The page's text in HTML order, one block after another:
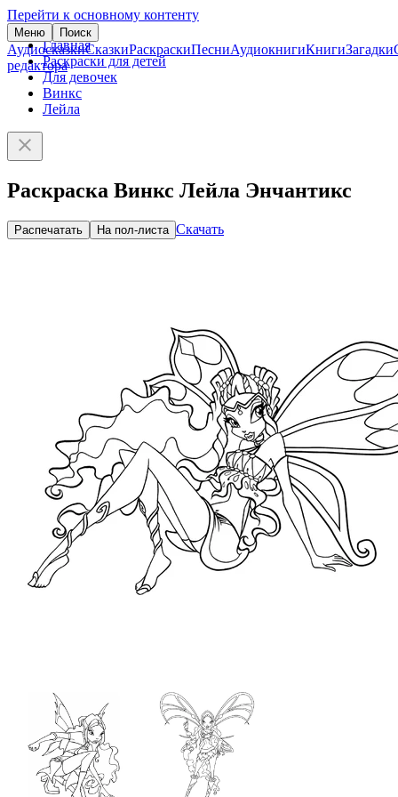
Перейти к основному контенту
Меню Поиск
АудиосказкиСказкиРаскраскиПесниАудиокнигиКнигиЗагадки
редактора
Главная
Раскраски для детей
Для девочек
Винкс
Лейла
Раскраска Винкс Лейла Энчантикс
Распечатать На пол-листа Скачать